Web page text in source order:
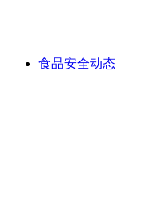
食品安全动态